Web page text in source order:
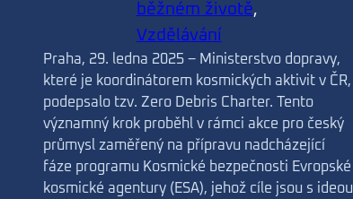
běžném životě
Vzdělávání
Praha, 29. ledna 2025 – Ministerstvo dopravy,
které je koordinátorem kosmických aktivit v ČR,
podepsalo tzv. Zero Debris Charter. Tento
významný krok proběhl v rámci akce pro český
průmysl zaměřený na přípravu nadcházející
fáze programu Kosmické bezpečnosti Evropské
kosmické agentury (ESA), jehož cíle jsou s ideou